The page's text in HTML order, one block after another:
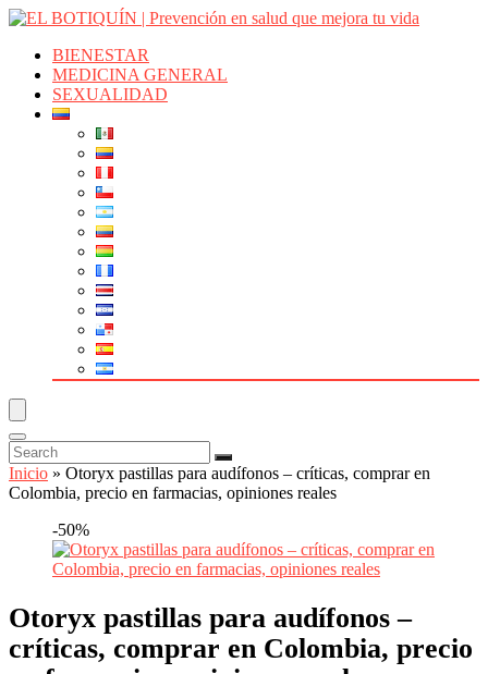
BIENESTAR
MEDICINA GENERAL
SEXUALIDAD
Inicio » Otoryx pastillas para audífonos – críticas, comprar en
Colombia, precio en farmacias, opiniones reales
-50%
Otoryx pastillas para audífonos –
críticas, comprar en Colombia, precio